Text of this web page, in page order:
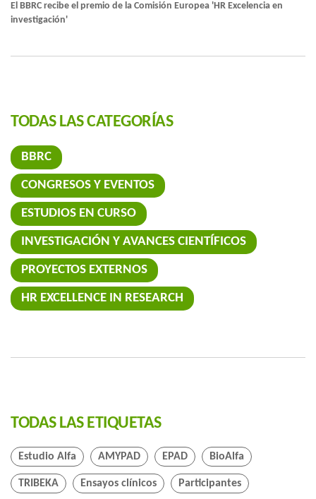
El BBRC recibe el premio de la Comisión Europea 'HR Excelencia en
investigación'
TODAS LAS CATEGORÍAS
BBRC
CONGRESOS Y EVENTOS
ESTUDIOS EN CURSO
INVESTIGACIÓN Y AVANCES CIENTÍFICOS
PROYECTOS EXTERNOS
HR EXCELLENCE IN RESEARCH
TODAS LAS ETIQUETAS
Estudio Alfa AMYPAD EPAD BioAlfa
TRIBEKA Ensayos clínicos Participantes